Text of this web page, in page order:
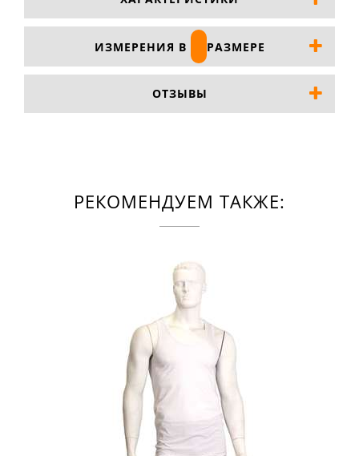
ИЗМЕРЕНИЯ В РАЗМЕРЕ
ОТЗЫВЫ
РЕКОМЕНДУЕМ ТАКЖЕ: